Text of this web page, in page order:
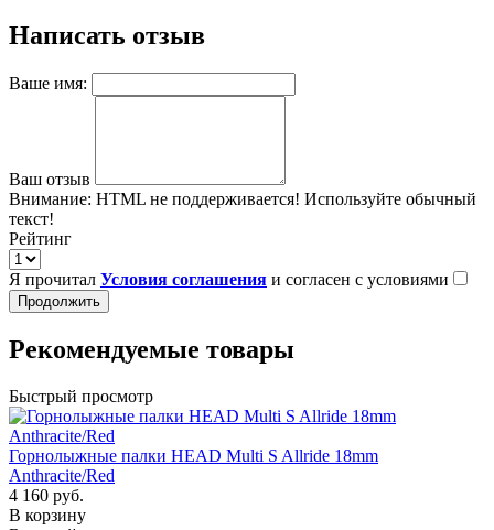
Написать отзыв
Ваше имя:
Ваш отзыв
Внимание: HTML не поддерживается! Используйте обычный
текст!
Рейтинг
Я прочитал Условия соглашения и согласен с условиями
Продолжить
Рекомендуемые товары
Быстрый просмотр
Горнолыжные палки HEAD Multi S Allride 18mm
Anthracite/Red
4 160 руб.
В корзину